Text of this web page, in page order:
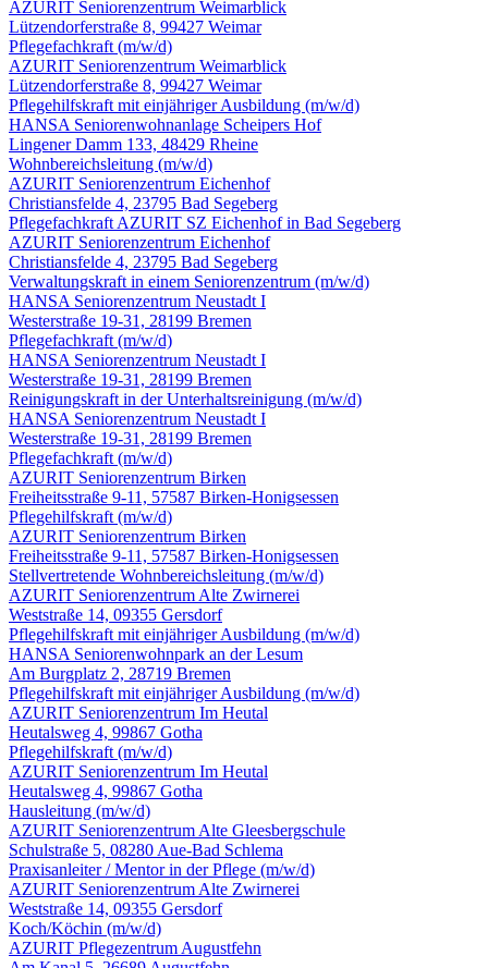
AZURIT Seniorenzentrum Weimarblick
Lützendorferstraße 8, 99427 Weimar
Pflegefachkraft (m/w/d)
AZURIT Seniorenzentrum Weimarblick
Lützendorferstraße 8, 99427 Weimar
Pflegehilfskraft mit einjähriger Ausbildung (m/w/d)
HANSA Seniorenwohnanlage Scheipers Hof
Lingener Damm 133, 48429 Rheine
Wohnbereichsleitung (m/w/d)
AZURIT Seniorenzentrum Eichenhof
Christiansfelde 4, 23795 Bad Segeberg
Pflegefachkraft AZURIT SZ Eichenhof in Bad Segeberg
AZURIT Seniorenzentrum Eichenhof
Christiansfelde 4, 23795 Bad Segeberg
Verwaltungskraft in einem Seniorenzentrum (m/w/d)
HANSA Seniorenzentrum Neustadt I
Westerstraße 19-31, 28199 Bremen
Pflegefachkraft (m/w/d)
HANSA Seniorenzentrum Neustadt I
Westerstraße 19-31, 28199 Bremen
Reinigungskraft in der Unterhalts­reinigung (m/w/d)
HANSA Seniorenzentrum Neustadt I
Westerstraße 19-31, 28199 Bremen
Pflegefachkraft (m/w/d)
AZURIT Seniorenzentrum Birken
Freiheitsstraße 9-11, 57587 Birken-Honigsessen
Pflegehilfskraft (m/w/d)
AZURIT Seniorenzentrum Birken
Freiheitsstraße 9-11, 57587 Birken-Honigsessen
Stellvertretende Wohnbereichsleitung (m/w/d)
AZURIT Seniorenzentrum Alte Zwirnerei
Weststraße 14, 09355 Gersdorf
Pflegehilfskraft mit einjähriger Ausbildung (m/w/d)
HANSA Seniorenwohnpark an der Lesum
Am Burgplatz 2, 28719 Bremen
Pflegehilfskraft mit einjähriger Ausbildung (m/w/d)
AZURIT Seniorenzentrum Im Heutal
Heutalsweg 4, 99867 Gotha
Pflegehilfskraft (m/w/d)
AZURIT Seniorenzentrum Im Heutal
Heutalsweg 4, 99867 Gotha
Hausleitung (m/w/d)
AZURIT Seniorenzentrum Alte Gleesbergschule
Schulstraße 5, 08280 Aue-Bad Schlema
Praxisanleiter / Mentor in der Pflege (m/w/d)
AZURIT Seniorenzentrum Alte Zwirnerei
Weststraße 14, 09355 Gersdorf
Koch/Köchin (m/w/d)
AZURIT Pflegezentrum Augustfehn